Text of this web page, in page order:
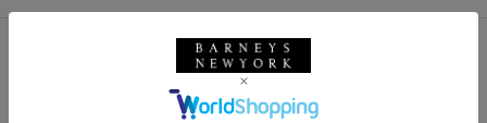
※採寸の詳細につきましては、サイズガイドをご覧ください。